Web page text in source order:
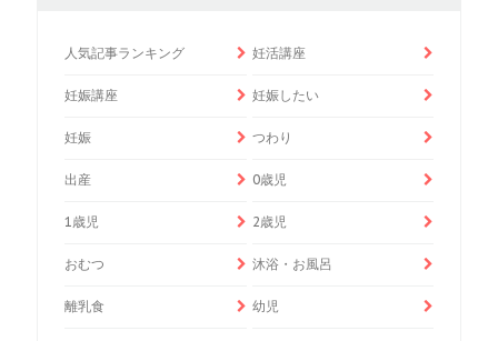
人気記事ランキング 妊活講座
妊娠講座 妊娠したい
妊娠 つわり
出産 0歳児
1歳児 2歳児
おむつ 沐浴・お風呂
離乳食 幼児